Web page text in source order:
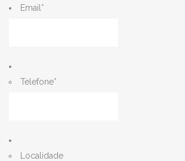
Email *
Telefone*
Localidade